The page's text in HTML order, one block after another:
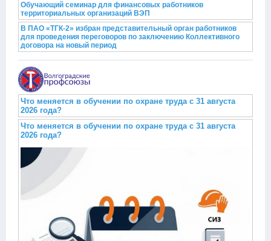
Обучающий семинар для финансовых работников
территориальных организаций ВЭП
В ПАО «ТГК-2» избран представительный орган работников
для проведения переговоров по заключению Коллективного
договора на новый период
Что меняется в обучении по охране труда с 31 августа
2026 года?
Что меняется в обучении по охране труда с 31 августа
2026 года?